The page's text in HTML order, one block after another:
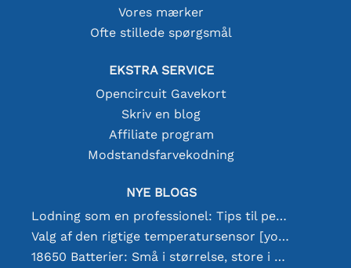
Vores mærker
Ofte stillede spørgsmål
EKSTRA SERVICE
Opencircuit Gavekort
Skriv en blog
Affiliate program
Modstandsfarvekodning
NYE BLOGS
Lodning som en professionel: Tips til perfekte elektroniske forbindelser
Valg af den rigtige temperatursensor [youtube]
18650 Batterier: Små i størrelse, store i ydeevne